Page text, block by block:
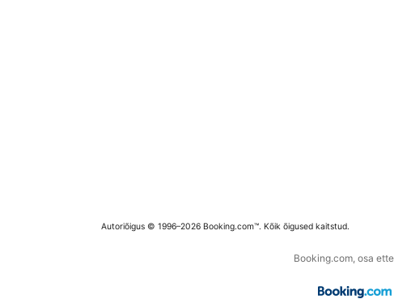
Autoriõigus © 1996–2026 Booking.com™. Kõik õigused kaitstud.
Booking.com, osa